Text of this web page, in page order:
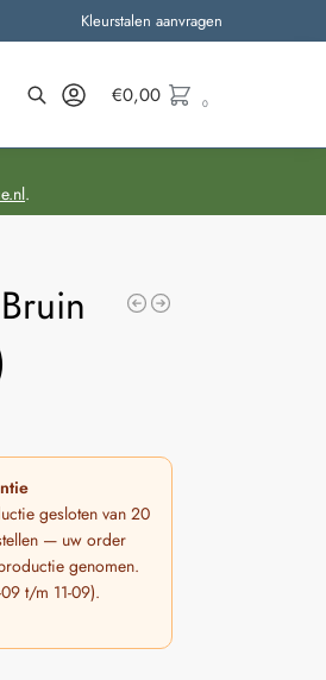
Kleurstalen aanvragen
€0,00 0
.
gesloten van 20
— uw order
genomen.
t/m 11-09).